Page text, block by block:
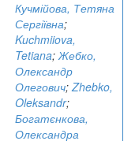
Кучмійова, Тетяна
Сергіївна;
Kuchmiiova,
Tetiana;Жебко,
Олександр
Олегович;Zhebko,
Oleksandr;
Богатєнкова,
Олександра